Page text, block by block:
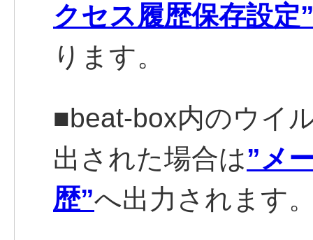
クセス履歴保存設定
ります。
■beat-box内のウイ
出された場合は”メ
歴”へ出力されます